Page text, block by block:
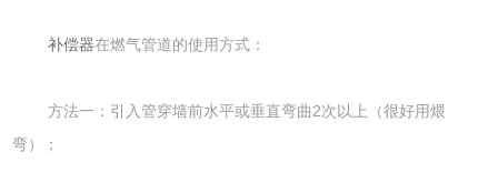
补偿器在燃气管道的使用方式：
方法一：引入管穿墙前水平或垂直弯曲2次以上（很好用煨
弯）；